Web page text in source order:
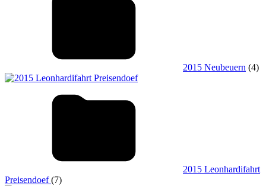
2015 Neubeuern (4)
2015 Leonhardifahrt
Preisendoef(7)